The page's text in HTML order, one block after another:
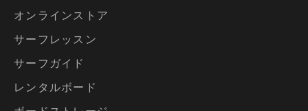
オンラインストア
サーフレッスン
サーフガイド
レンタルボード